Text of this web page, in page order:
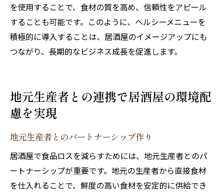
を使用することで、食材の質を高め、信頼性をアピール
することも可能です。このように、ヘルシーメニューを
積極的に導入することは、居酒屋のイメージアップにも
つながり、長期的なビジネス成長を促進します。
地元生産者との連携で居酒屋の環境配
慮を実現
地元生産者とのパートナーシップ作り
居酒屋で食品ロスを減らすためには、地元生産者とのパ
ートナーシップが重要です。地元の生産者から直接食材
を仕入れることで、鮮度の高い食材を安定的に供給でき